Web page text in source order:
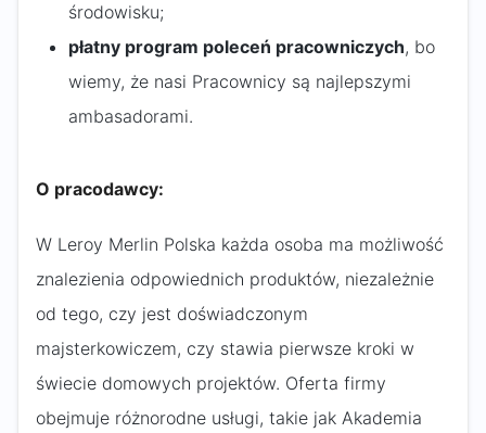
środowisku;
płatny program poleceń pracowniczych, bo
wiemy, że nasi Pracownicy są najlepszymi
ambasadorami.
O pracodawcy:
W Leroy Merlin Polska każda osoba ma możliwość
znalezienia odpowiednich produktów, niezależnie
od tego, czy jest doświadczonym
majsterkowiczem, czy stawia pierwsze kroki w
świecie domowych projektów. Oferta firmy
obejmuje różnorodne usługi, takie jak Akademia